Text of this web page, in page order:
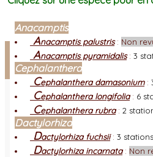
Facebook
Connexion adhérent
Anacamptis
Anacamptis palustris: Non
Anacamptis pyramidalis: 3
Cephalanthera
Cephalanthera damasonium:
Cephalanthera longifolia: 6
Cephalanthera rubra: 2
Dactylorhiza
Dactylorhiza fuchsii: 3 stations
Dactylorhiza incarnata: Non